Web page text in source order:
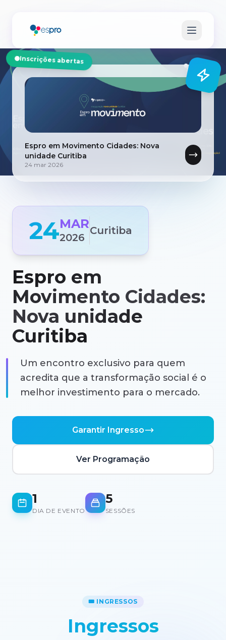
24MAR
2026
Curitiba
Espro em
Movimento Cidades:
Nova unidade
Curitiba
Um encontro exclusivo para quem
acredita que a transformação social é o
melhor investimento para o mercado.
Garantir Ingresso
Ver Programação
1
DIA DE EVENTO
5
SESSÕES
Espro em Movimento Cidades: Nova
unidade Curitiba
24 mar 2026
Inscrições abertas
🎟️ INGRESSOS
Ingressos